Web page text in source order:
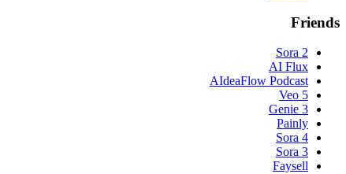
Friends
Sora 2
AI Flux
AIdeaFlow Podcast
Veo 5
Genie 3
Painly
Sora 4
Sora 3
Faysell